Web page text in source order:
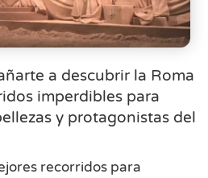
a descubrir la Roma
imperdibles para
y protagonistas del
recorridos para